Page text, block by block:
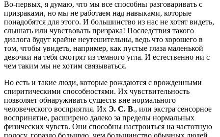
Во-первых, я думаю, что мы все способны разговаривать с
призраками, но мы не работаем над навыками, которые
понадобятся для этого. И большинство из нас не хотят видеть,
слышать или чувствовать призрака! Последствия такого
диалога будут крайне неутешительны, ведь что хорошего в
том, чтобы увидеть, например, как пустые глаза маленькой
девочки на тебя смотрят из темного угла. И естественно ни с
чем таким мы не хотим связываться.
Но есть и такие люди, которые рождаются с врожденными
спиритическими способностями. Их чувствительность
позволяет обнаруживать существ вне нормального
человеческого восприятия. Их Э. С. В., или экстра сенcорное
воспринятие, расширено далеко за пределы нормальных
физических чувств. Они способны настроиться на частотную
полосу, гораздо большую, чем большинство обычных людей.